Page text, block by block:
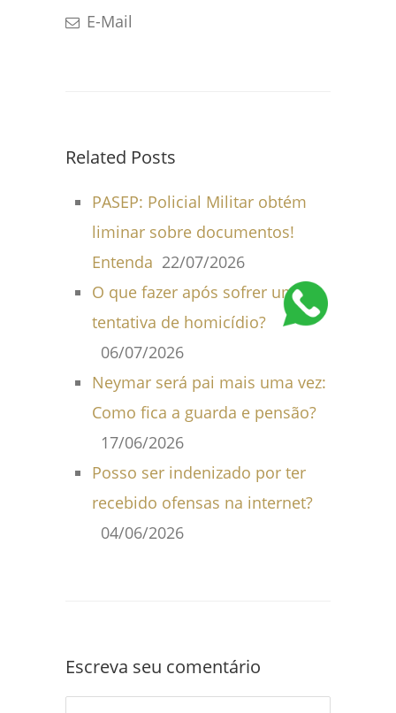
E-Mail
Related Posts
PASEP: Policial Militar obtém
liminar sobre documentos!
Entenda 22/07/2026
O que fazer após sofrer uma
tentativa de homicídio?
06/07/2026
Neymar será pai mais uma vez:
Como fica a guarda e pensão?
17/06/2026
Posso ser indenizado por ter
recebido ofensas na internet?
04/06/2026
Escreva seu comentário